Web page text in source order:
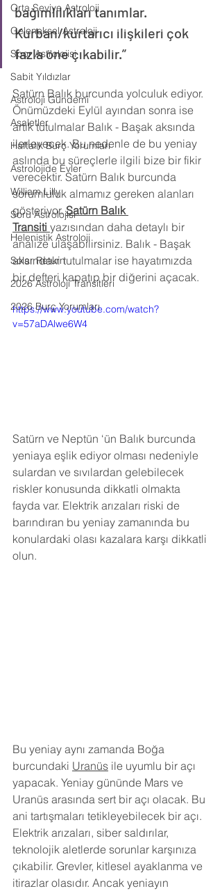
Orta Seviye Astroloji
Geleneksel Astroloji
Spor Astrolojisi
Sabit Yıldızlar
Astroloji Gündemi
Asaletler
Haftalık Burç Yorumları
Astrolojide Evler
William Lilly
Soru Astrolojisi
Helenistik Astroloji
Solar Return
2026 Astroloji Transitleri
2026 Burç Yorumları
bağımlılıkları tanımlar.
Kurban/kurtarıcı ilişkileri çok
fazla öne çıkabilir.”
Satürn Balık burcunda yolculuk ediyor.
Önümüzdeki Eylül ayından sonra ise
artık tutulmalar Balık - Başak aksında
ilerleyecek. Bu nedenle de bu yeniay
aslında bu süreçlerle ilgili bize bir fikir
verecektir. Satürn Balık burcunda
sorumluluk almamız gereken alanları
gösteriyor. Satürn Balık
Transiti yazısından daha detaylı bir
analize ulaşabilirsiniz. Balık - Başak
aksındaki tutulmalar ise hayatımızda
bir defteri kapatıp bir diğerini açacak.
https://www.youtube.com/watch?
v=57aDAlwe6W4
Satürn ve Neptün ‘ün Balık burcunda
yeniaya eşlik ediyor olması nedeniyle
sulardan ve sıvılardan gelebilecek
riskler konusunda dikkatli olmakta
fayda var. Elektrik arızaları riski de
barındıran bu yeniay zamanında bu
konulardaki olası kazalara karşı dikkatli
olun.
Bu yeniay aynı zamanda Boğa
burcundaki Uranüs ile uyumlu bir açı
yapacak. Yeniay gününde Mars ve
Uranüs arasında sert bir açı olacak. Bu
ani tartışmaları tetikleyebilecek bir açı.
Elektrik arızaları, siber saldırılar,
teknolojik aletlerde sorunlar karşınıza
çıkabilir. Grevler, kitlesel ayaklanma ve
itirazlar olasıdır. Ancak yeniayın